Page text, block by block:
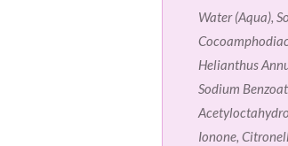
Water (Aqua),
Helianthus
Sodium
Ionone,